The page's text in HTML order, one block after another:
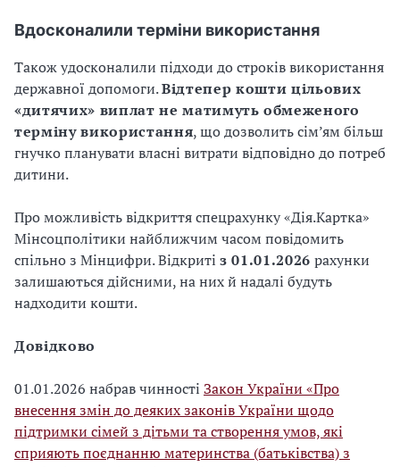
Вдосконалили терміни використання
Також удосконалили підходи до строків використання
державної допомоги.Відтепер кошти цільових
«дитячих» виплат не матимуть обмеженого
терміну використання, що дозволить сім’ям більш
гнучко планувати власні витрати відповідно до потреб
дитини.
Про можливість відкриття спецрахунку «Дія.Картка»
Мінсоцполітики найближчим часом повідомить
спільно з Мінцифри. Відкриті з 01.01.2026 рахунки
залишаються дійсними, на них й надалі будуть
надходити кошти.
Довідково
01.01.2026 набрав чинності Закон України «Про
внесення змін до деяких законів України щодо
підтримки сімей з дітьми та створення умов, які
сприяють поєднанню материнства (батьківства) з